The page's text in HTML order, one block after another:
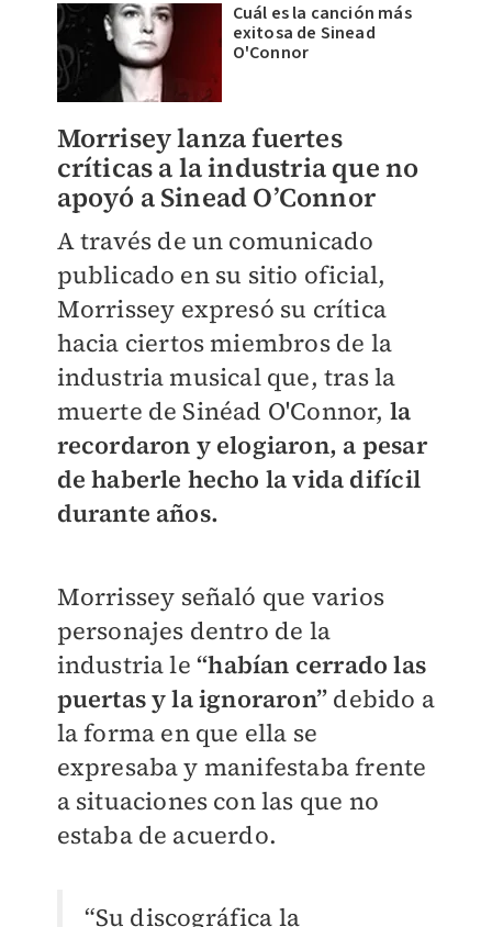
Cuál es la canción más
exitosa de Sinead
O'Connor
Morrisey lanza fuertes
críticas a la industria que no
apoyó a Sinead O’Connor
A través de un comunicado
publicado en su sitio oficial,
Morrissey expresó su crítica
hacia ciertos miembros de la
industria musical que, tras la
muerte de Sinéad O'Connor, la
recordaron y elogiaron, a pesar
de haberle hecho la vida difícil
durante años.
Morrissey señaló que varios
personajes dentro de la
industria le“habían cerrado las
puertas y la ignoraron” debido a
la forma en que ella se
expresaba y manifestaba frente
a situaciones con las que no
estaba de acuerdo.
“Su discográfica la